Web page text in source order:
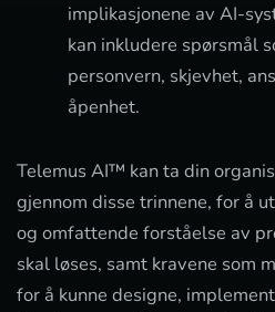
implikasjonene av AI-
kan inkludere spørsmål
personvern, skjevhet,
åpenhet.
Telemus AI™ kan ta din
gjennom disse trinnene, for å
og omfattende forståelse av
skal løses, samt kravene som
for å kunne designe,